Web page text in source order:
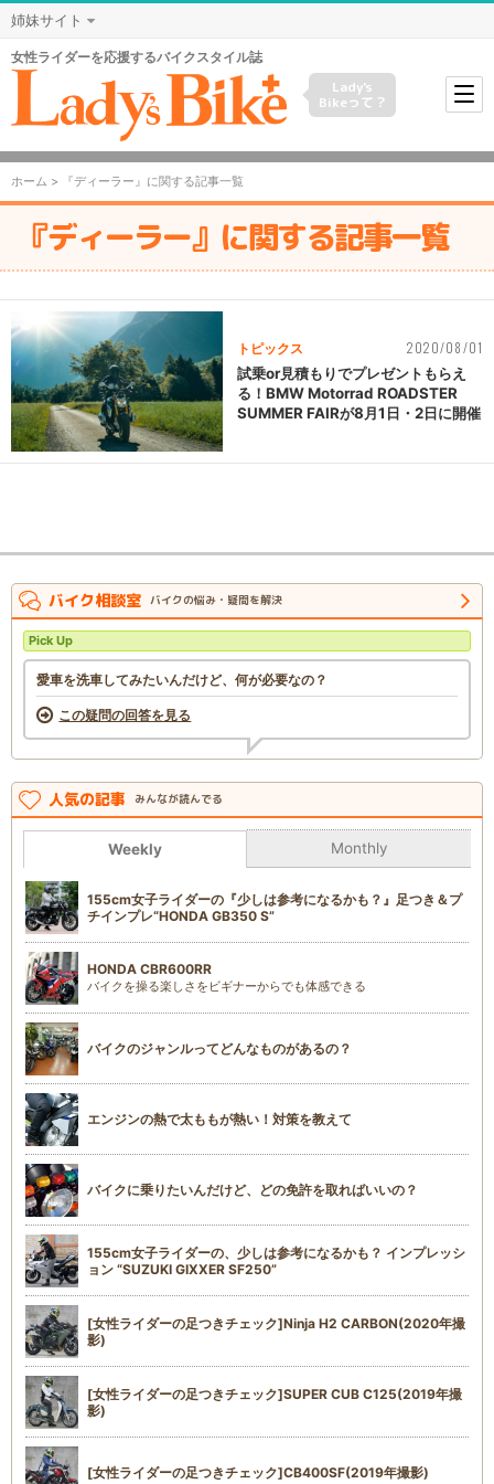
姉妹サイト
女性ライダーを応援するバイクスタイル誌
Lady's
Bikeって？
ホーム > 『ディーラー』に関する記事一覧
『ディーラー』に関する記事一覧
トピックス 2020/08/01
試乗or見積もりでプレゼントもらえ
る！BMW Motorrad ROADSTER
SUMMER FAIRが8月1日・2日に開催
バイク相談室 バイクの悩み・疑問を解決
Pick Up
愛車を洗車してみたいんだけど、何が必要なの？
この疑問の回答を見る
人気の記事 みんなが読んでる
Weekly Monthly
155cm女子ライダーの『少しは参考になるかも？』足つき＆プ
チインプレ“HONDA GB350 S”
HONDA CBR600RR
バイクを操る楽しさをビギナーからでも体感できる
バイクのジャンルってどんなものがあるの？
エンジンの熱で太ももが熱い！対策を教えて
バイクに乗りたいんだけど、どの免許を取ればいいの？
155cm女子ライダーの、少しは参考になるかも？ インプレッシ
ョン “SUZUKI GIXXER SF250”
[女性ライダーの足つきチェック]Ninja H2 CARBON(2020年撮
影)
[女性ライダーの足つきチェック]SUPER CUB C125(2019年撮
影)
[女性ライダーの足つきチェック]CB400SF(2019年撮影)